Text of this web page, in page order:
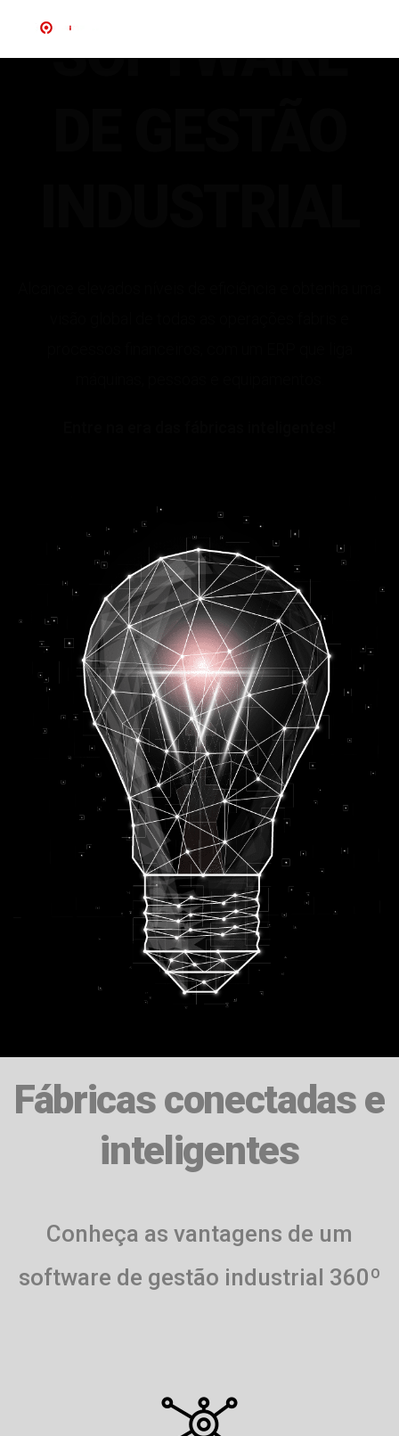
SOFTWARE
Fábricas conectadas e
inteligentes
Conheça as vantagens de um
software de gestão industrial 360º